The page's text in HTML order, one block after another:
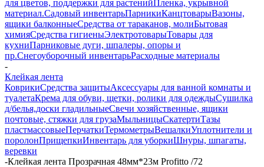
для цветов, поддержки для растенийПленка, укрывной
материал.Садовый инвентарьПарникиКанцтоварыВазоны,
ящики балконныеСредства от тараканов, молиБытовая
химияСредства гигиеныЭлектротоварыТовары для
кухниПарниковые дуги, шпалеры, опоры и
пр.Снегоуборочный инвентарьРасходные материалы
-
Клейкая лента
КоврикиСредства защитыАксессуары для ванной комнаты и
туалетаКрема для обуви, щетки, ролики для одеждыСушилка
д/белья,доски гладильныеСвечи хозяйственные, ящики
почтовые, стяжки для грузаМыльницыСкатертиТазы
пластмассовыеПерчаткиТермометрыВешалкиУплотнители и
поролонПрищепкиИнвентарь для уборкиШнуры, шпагаты,
веревки
-Клейкая лента Прозрачная 48мм*23м Profitto /72